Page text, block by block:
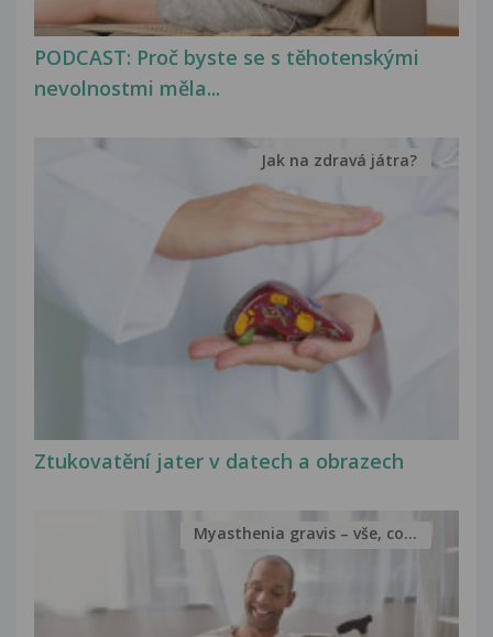
PODCAST: Proč byste se s těhotenskými
nevolnostmi měla...
Ztukovatění jater v datech a obrazech
Jak na zdravá játra?
Myasthenia gravis – vše, co...